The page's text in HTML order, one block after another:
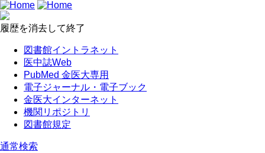
履歴を消去して終了
図書館イントラネット
医中誌Web
PubMed 金医大専用
電子ジャーナル・電子ブック
金医大インターネット
機関リポジトリ
図書館規定
通常検索